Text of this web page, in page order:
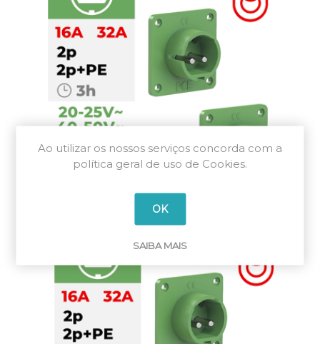
24/48V~ 400Hz 3h
Ao utilizar os nossos serviços concorda com a
política geral de uso de Cookies.
OK
SAIBA MAIS